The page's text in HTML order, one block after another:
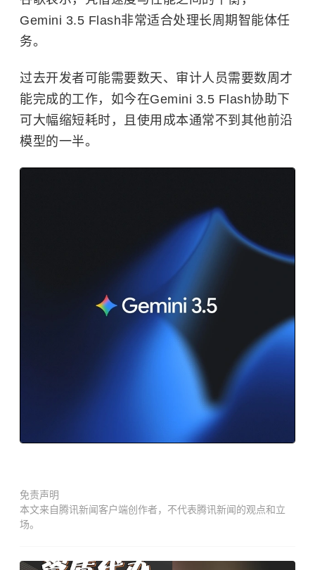
Gemini 3.5 Flash非常适合处理长周期智能体任
务。
过去开发者可能需要数天、审计人员需要数周才
能完成的工作，如今在Gemini 3.5 Flash协助下
可大幅缩短耗时，且使用成本通常不到其他前沿
模型的一半。
免责声明
本文来自腾讯新闻客户端创作者，不代表腾讯新闻的观点和立
场。